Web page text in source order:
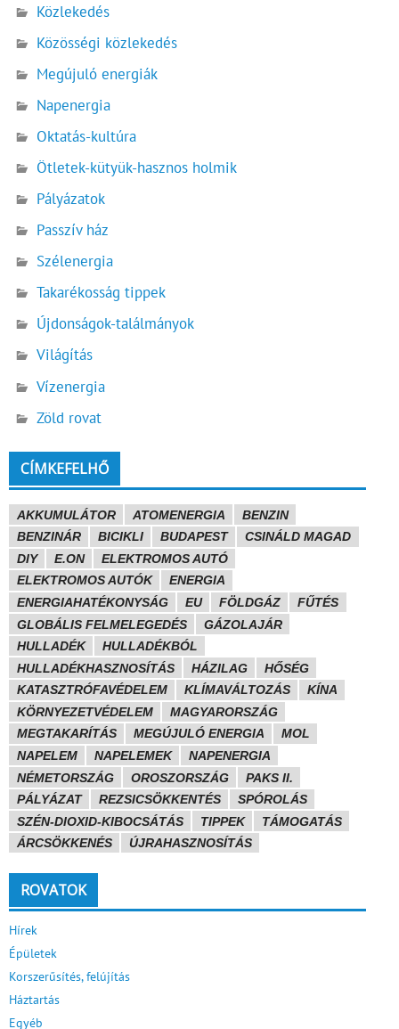
Közlekedés
Közösségi közlekedés
Megújuló energiák
Napenergia
Oktatás-kultúra
Ötletek-kütyük-hasznos holmik
Pályázatok
Passzív ház
Szélenergia
Takarékosság tippek
Újdonságok-találmányok
Világítás
Vízenergia
Zöld rovat
CÍMKEFELHŐ
AKKUMULÁTOR ATOMENERGIA
BENZIN
BENZINÁR
BICIKLI BUDAPEST
CSINÁLD MAGAD
DIY
E.ON
ELEKTROMOS AUTÓ
ELEKTROMOS AUTÓK
ENERGIA
ENERGIAHATÉKONYSÁG
EU FÖLDGÁZ
FŰTÉS
GLOBÁLIS FELMELEGEDÉS
GÁZOLAJÁR
HULLADÉK
HULLADÉKBÓL
HULLADÉKHASZNOSÍTÁS
HÁZILAG
HŐSÉG
KATASZTRÓFAVÉDELEM
KLÍMAVÁLTOZÁS
KÍNA
KÖRNYEZETVÉDELEM
MAGYARORSZÁG
MEGTAKARÍTÁS
MEGÚJULÓ ENERGIA
MOL
NAPELEM
NAPELEMEK
NAPENERGIA
NÉMETORSZÁG
OROSZORSZÁG
PAKS II.
PÁLYÁZAT
REZSICSÖKKENTÉS
SPÓROLÁS
SZÉN-DIOXID-KIBOCSÁTÁS
TIPPEK
TÁMOGATÁS
ÁRCSÖKKENÉS
ÚJRAHASZNOSÍTÁS
ROVATOK
Hírek
Épületek
Korszerűsítés, felújítás
Háztartás
Egyéb